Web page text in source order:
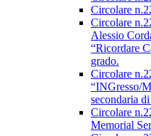
Circolare
Circolare
Alessio
“Ricordare
grado.
Circolare
“INGresso/
secondaria
Circolare
Memorial